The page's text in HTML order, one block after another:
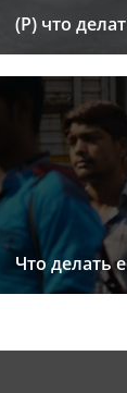
(Р) что
Что делать